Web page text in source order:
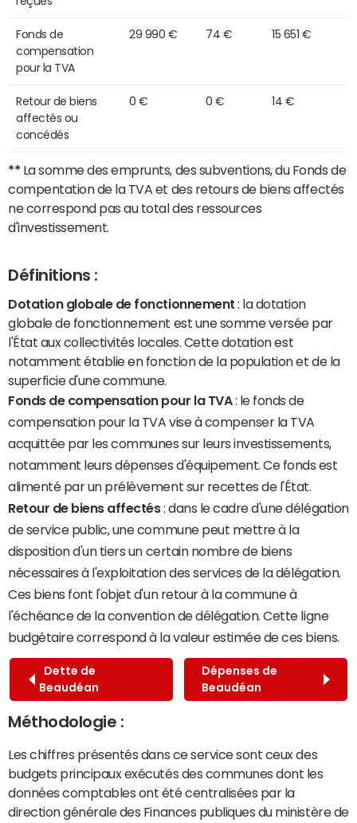
Fonds de
compensation
pour la TVA
29 990 € 74 € 15 651 €
Retour de biens
affectés ou
concédés
0 € 0 € 14 €
** La somme des emprunts, des subventions, du Fonds de
compentation de la TVA et des retours de biens affectés
ne correspond pas au total des ressources
d'investissement.
Définitions :
Dotation globale de fonctionnement : la dotation
globale de fonctionnement est une somme versée par
l'État aux collectivités locales. Cette dotation est
notamment établie en fonction de la population et de la
superficie d'une commune.
Fonds de compensation pour la TVA: le fonds de
compensation pour la TVA vise à compenser la TVA
acquittée par les communes sur leurs investissements,
notamment leurs dépenses d'équipement. Ce fonds est
alimenté par un prélèvement sur recettes de l'État.
Retour de biens affectés: dans le cadre d'une délégation
de service public, une commune peut mettre à la
disposition d'un tiers un certain nombre de biens
nécessaires à l'exploitation des services de la délégation.
Ces biens font l'objet d'un retour à la commune à
l'échéance de la convention de délégation. Cette ligne
budgétaire correspond à la valeur estimée de ces biens.
Dette de
Beaudéan
Dépenses de
Beaudéan
Méthodologie :
Les chiffres présentés dans ce service sont ceux des
budgets principaux exécutés des communes dont les
données comptables ont été centralisées par la
direction générale des Finances publiques du ministère de